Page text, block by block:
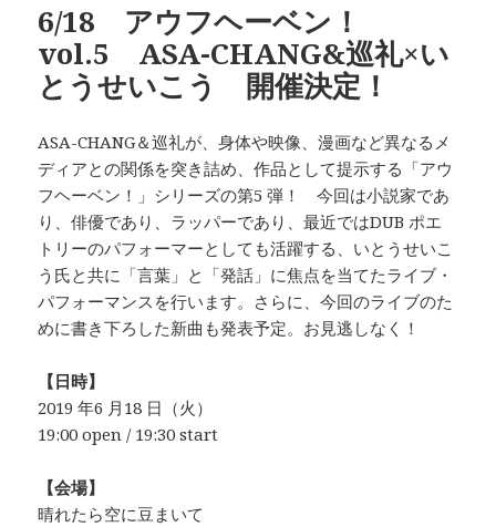
6/18 アウフヘーベン！
vol.5 ASA-CHANG&巡礼×い
とうせいこう 開催決定！
ASA-CHANG＆巡礼が、身体や映像、漫画など異なるメ
ディアとの関係を突き詰め、作品として提示する「アウ
フヘーベン！」シリーズの第5 弾！ 今回は小説家であ
り、俳優であり、ラッパーであり、最近ではDUB ポエ
トリーのパフォーマーとしても活躍する、いとうせいこ
う氏と共に「言葉」と「発話」に焦点を当てたライブ・
パフォーマンスを行います。さらに、今回のライブのた
めに書き下ろした新曲も発表予定。お見逃しなく！
【日時】
2019 年6 月18 日（火）
19:00 open / 19:30 start
【会場】
晴れたら空に豆まいて